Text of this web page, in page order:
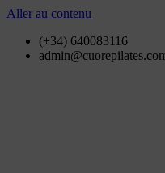
Aller au contenu
(+34) 640083116